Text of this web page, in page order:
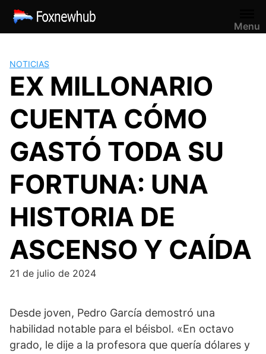
Saltar
contenido
Menu
NOTICIAS
EX MILLONARIO
CUENTA CÓMO
GASTÓ TODA SU
FORTUNA: UNA
HISTORIA DE
ASCENSO Y CAÍDA
21 de julio de 2024
Desde joven, Pedro García demostró una
habilidad notable para el béisbol. «En octavo
grado, le dije a la profesora que quería dólares y